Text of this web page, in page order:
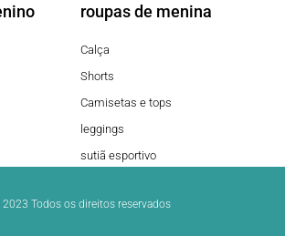
roupas de menina
Calça
Shorts
Camisetas e tops
leggings
sutiã esportivo
Todos os direitos reservados